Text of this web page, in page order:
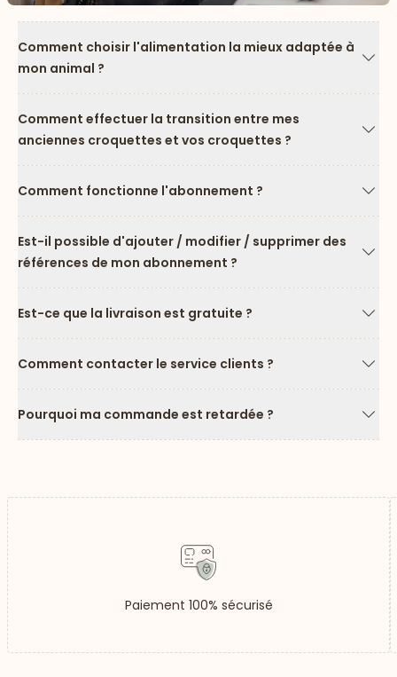
Comment choisir l'alimentation la mieux adaptée à
mon animal ?
Comment effectuer la transition entre mes
anciennes croquettes et vos croquettes ?
Comment fonctionne l'abonnement ?
Est-il possible d'ajouter / modifier / supprimer des
références de mon abonnement ?
Est-ce que la livraison est gratuite ?
Comment contacter le service clients ?
Pourquoi ma commande est retardée ?
Paiement 100% sécurisé